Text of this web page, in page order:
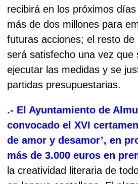
recibirá en los próximos
más de dos millones para
futuras acciones; el resto de
será satisfecho una vez que
ejecutar las medidas y se
partidas presupuestarias.
.- El Ayuntamiento de
convocado el XVI
de amor y desamor’, en
más de 3.000 euros en
la creatividad literaria de